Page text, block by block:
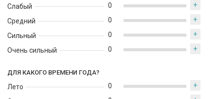
Слабый
Средний
Сильный
Очень сильный
0 +
0 +
0 +
0 +
ДЛЯ КАКОГО ВРЕМЕНИ ГОДА?
Лето
0 +